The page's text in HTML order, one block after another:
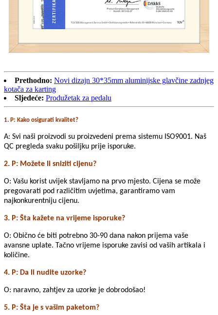
Prethodno: Novi dizajn 30*35mm aluminijske glavčine zadnjeg
kotača za karting
Sljedeće: Produžetak za pedalu
1. P: Kako osigurati kvalitet?
A: Svi naši proizvodi su proizvedeni prema sistemu ISO9001. Naš
QC pregleda svaku pošiljku prije isporuke.
2. P: Možete li sniziti cijenu?
O: Vašu korist uvijek stavljamo na prvo mjesto. Cijena se može
pregovarati pod različitim uvjetima, garantiramo vam
najkonkurentniju cijenu.
3. P: Šta kažete na vrijeme isporuke?
O: Obično će biti potrebno 30-90 dana nakon prijema vaše
avansne uplate. Tačno vrijeme isporuke zavisi od vaših artikala i
količine.
4. P: Da li nudite uzorke?
O: naravno, zahtjev za uzorke je dobrodošao!
5. P: Šta je s vašim paketom?